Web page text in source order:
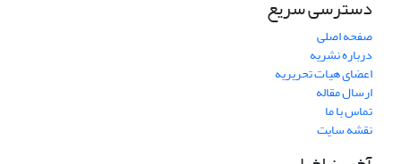
دسترسی سریع
صفحه اصلی
درباره نشریه
اعضای هیات تحریریه
ارسال مقاله
تماس با ما
نقشه سایت